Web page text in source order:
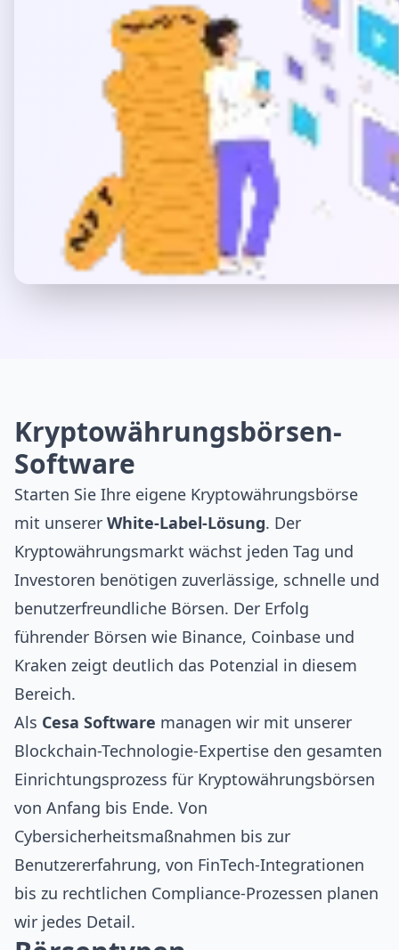
Kryptowährungsbörsen-
Software
Starten Sie Ihre eigene Kryptowährungsbörse
mit unserer White-Label-Lösung. Der
Kryptowährungsmarkt wächst jeden Tag und
Investoren benötigen zuverlässige, schnelle und
benutzerfreundliche Börsen. Der Erfolg
führender Börsen wie Binance, Coinbase und
Kraken zeigt deutlich das Potenzial in diesem
Bereich.
Als Cesa Software managen wir mit unserer
Blockchain-Technologie-Expertise den gesamten
Einrichtungsprozess für Kryptowährungsbörsen
von Anfang bis Ende. Von
Cybersicherheitsmaßnahmen bis zur
Benutzererfahrung, von FinTech-Integrationen
bis zu rechtlichen Compliance-Prozessen planen
wir jedes Detail.